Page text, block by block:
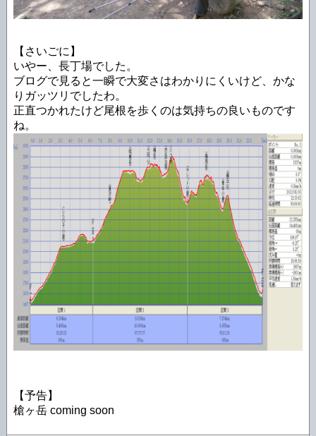
【さいごに】
いやー、長丁場でした。
ブログで見ると一瞬で大変さはわかりにくいけど、かな
りガッツリでしたわ。
正直つかれたけど尾根を歩くのは気持ちの良いものです
ね。
【予告】
槍ヶ岳 coming soon